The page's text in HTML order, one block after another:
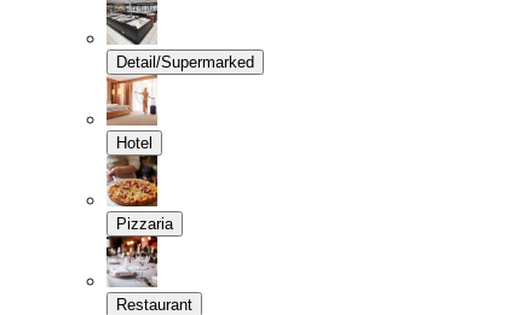
Detail/Supermarked
Hotel
Pizzaria
Restaurant